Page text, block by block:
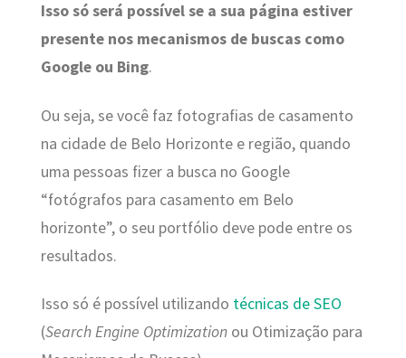
Isso só será possível se a sua página estiver
presente nos mecanismos de buscas como
Google ou Bing.
Ou seja, se você faz fotografias de casamento
na cidade de Belo Horizonte e região, quando
uma pessoas fizer a busca no Google
“fotógrafos para casamento em Belo
horizonte”, o seu portfólio deve pode entre os
resultados.
Isso só é possível utilizando técnicas de SEO
(Search Engine Optimizationou Otimização para